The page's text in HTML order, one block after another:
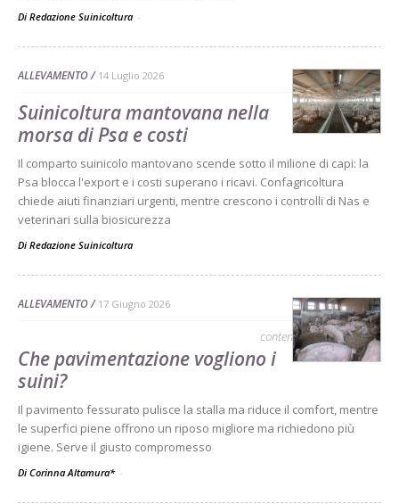
Di Redazione Suinicoltura -
ALLEVAMENTO 14 Luglio 2026
Suinicoltura mantovana nella
morsa di Psa e costi
Il comparto suinicolo mantovano scende sotto il milione di capi: la
Psa blocca l'export e i costi superano i ricavi. Confagricoltura
chiede aiuti finanziari urgenti, mentre crescono i controlli di Nas e
veterinari sulla biosicurezza
Di Redazione Suinicoltura
ALLEVAMENTO 17 Giugno 2026
contenuto sponsorizzato
Che pavimentazione vogliono i
suini?
Il pavimento fessurato pulisce la stalla ma riduce il comfort, mentre
le superfici piene offrono un riposo migliore ma richiedono più
igiene. Serve il giusto compromesso
Di Corinna Altamura* -